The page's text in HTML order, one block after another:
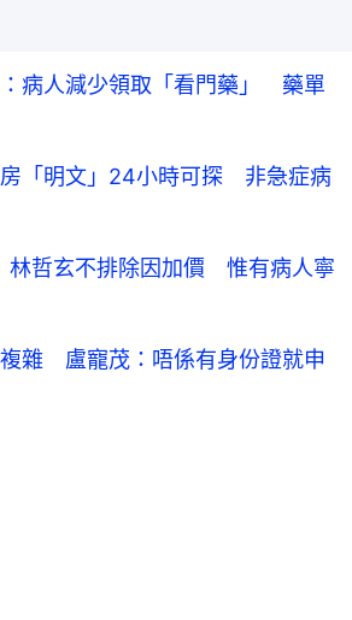
病人減少領取「看門藥」 藥單
「明文」24小時可探 非急症病
哲玄不排除因加價 惟有病人寧
雜 盧寵茂：唔係有身份證就申